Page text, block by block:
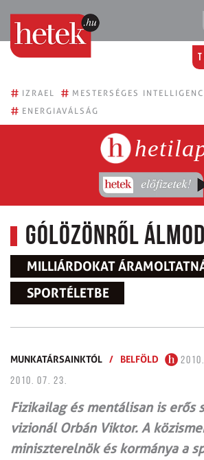
# IZRAEL # MESTERSÉGES
# ENERGIAVÁLSÁG
Gólözönről
MILLIÁRDOKAT
SPORTÉLETBE
MUNKATÁRSAINKTÓL / BELFÖLD
2010. 07. 23.
Fizikailag és mentálisan is erős
vizionál Orbán Viktor. A
miniszterelnök és kormánya a